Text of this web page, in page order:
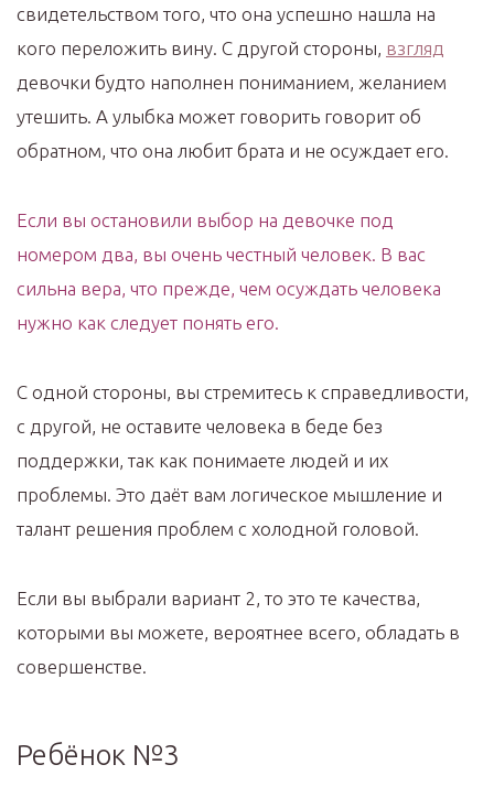
свидетельством того, что она успешно нашла на
кого переложить вину. С другой стороны, взгляд
девочки будто наполнен пониманием, желанием
утешить. А улыбка может говорить говорит об
обратном, что она любит брата и не осуждает его.
Если вы остановили выбор на девочке под
номером два, вы очень честный человек. В вас
сильна вера, что прежде, чем осуждать человека
нужно как следует понять его.
С одной стороны, вы стремитесь к справедливости,
с другой, не оставите человека в беде без
поддержки, так как понимаете людей и их
проблемы. Это даёт вам логическое мышление и
талант решения проблем с холодной головой.
Если вы выбрали вариант 2, то это те качества,
которыми вы можете, вероятнее всего, обладать в
совершенстве.
Ребёнок №3